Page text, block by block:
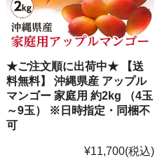
★ご注文順に出荷中★ 【送
料無料】 沖縄県産 アップル
マンゴー 家庭用 約2kg （4玉
～9玉） ※日時指定・同梱不
可
¥11,700(税込)